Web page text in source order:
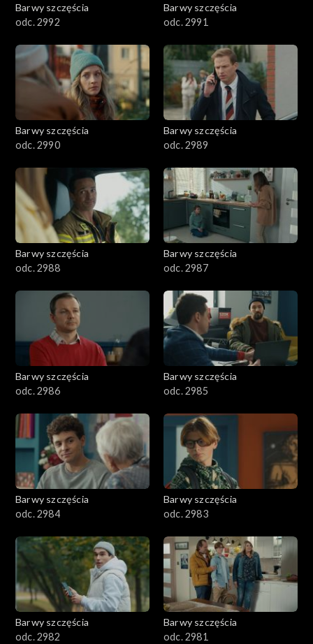
1601–1700
1501–1600
1401–1500
1301–1400
1101–1200
1001–1100
901–1000
801–900
782–800
Barwy szczęścia
odc. 2992
Barwy szczęścia
odc. 2991
Barwy szczęścia
odc. 2990
Barwy szczęścia
odc. 2989
Barwy szczęścia
odc. 2988
Barwy szczęścia
odc. 2987
Barwy szczęścia
odc. 2986
Barwy szczęścia
odc. 2985
Barwy szczęścia
odc. 2984
Barwy szczęścia
odc. 2983
Barwy szczęścia
odc. 2982
Barwy szczęścia
odc. 2981